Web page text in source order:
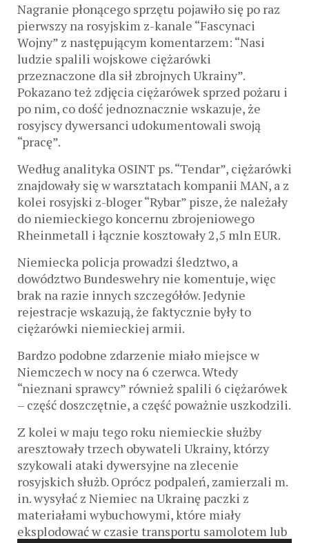
Nagranie płonącego sprzętu pojawiło się po raz
pierwszy na rosyjskim z-kanale “Fascynaci
Wojny” z następującym komentarzem: “Nasi
ludzie spalili wojskowe ciężarówki
przeznaczone dla sił zbrojnych Ukrainy”.
Pokazano też zdjęcia ciężarówek sprzed pożaru i
po nim, co dość jednoznacznie wskazuje, że
rosyjscy dywersanci udokumentowali swoją
“pracę”.
Według analityka OSINT ps. “Tendar”, ciężarówki
znajdowały się w warsztatach kompanii MAN, a z
kolei rosyjski z-bloger “Rybar” pisze, że należały
do niemieckiego koncernu zbrojeniowego
Rheinmetall i łącznie kosztowały 2,5 mln EUR.
Niemiecka policja prowadzi śledztwo, a
dowództwo Bundeswehry nie komentuje, więc
brak na razie innych szczegółów. Jedynie
rejestracje wskazują, że faktycznie były to
ciężarówki niemieckiej armii.
Bardzo podobne zdarzenie miało miejsce w
Niemczech w nocy na 6 czerwca. Wtedy
“nieznani sprawcy” również spalili 6 ciężarówek
– część doszczętnie, a część poważnie uszkodzili.
Z kolei w maju tego roku niemieckie służby
aresztowały trzech obywateli Ukrainy, którzy
szykowali ataki dywersyjne na zlecenie
rosyjskich służb. Oprócz podpaleń, zamierzali m.
in. wysyłać z Niemiec na Ukrainę paczki z
materiałami wybuchowymi, które miały
eksplodować w czasie transportu samolotem lub